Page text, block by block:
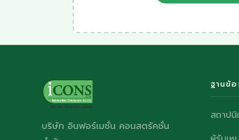
บริษัท อินฟอร์เมชั่น คอนสตรัคชั่น
ฐานข้อ
สถาปนิ